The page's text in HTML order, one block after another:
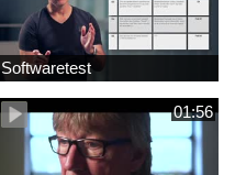
Softwaretest
01:56